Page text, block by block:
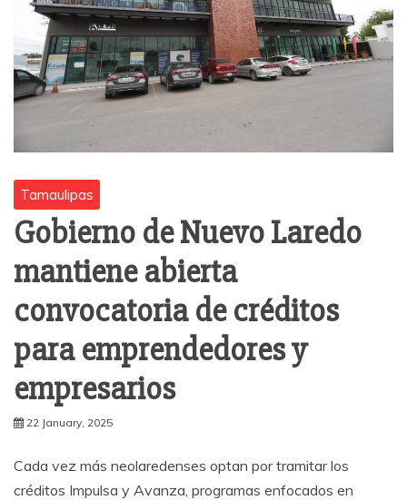
Tamaulipas
Gobierno de Nuevo Laredo
mantiene abierta
convocatoria de créditos
para emprendedores y
empresarios
22 January, 2025
Cada vez más neolaredenses optan por tramitar los
créditos Impulsa y Avanza, programas enfocados en